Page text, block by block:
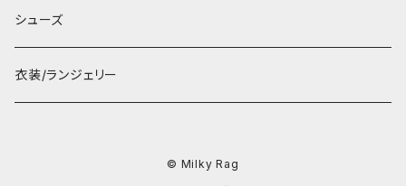
シューズ
衣装/ランジェリー
© Milky Rag